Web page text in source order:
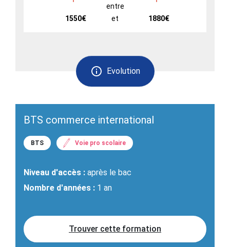
Evolution
entre
1550€
et 1880€
BTS commerce international
BTS Voie pro scolaire
Niveau d'accès : après le bac
Nombre d'années : 1 an
Trouver cette formation